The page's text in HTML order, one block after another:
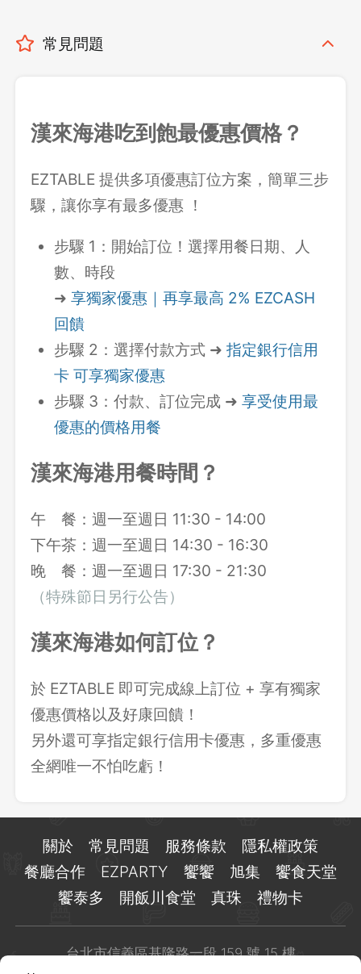
常見問題
漢來海港吃到飽最優惠價格？
EZTABLE 提供多項優惠訂位方案，簡單三步
驟，讓你享有最多優惠 ！
步驟 1：開始訂位！選擇用餐日期、人
數、時段
➜ 享獨家優惠｜再享最高 2% EZCASH
回饋
步驟 2：選擇付款方式 ➜ 指定銀行信用
卡 可享獨家優惠
步驟 3：付款、訂位完成 ➜ 享受使用最
優惠的價格用餐
漢來海港用餐時間？
午 餐：週一至週日 11:30 - 14:00
下午茶：週一至週日 14:30 - 16:30
晚 餐：週一至週日 17:30 - 21:30
（特殊節日另行公告）
漢來海港如何訂位？
於 EZTABLE 即可完成線上訂位 + 享有獨家
優惠價格以及好康回饋！
另外還可享指定銀行信用卡優惠，多重優惠
全網唯一不怕吃虧！
關於 常見問題 服務條款
隱私權政策
餐廳合作
EZPARTY 饗饗 旭集
饗食天堂
饗泰多
開飯川食堂 真珠 禮物卡
台北市信義區基隆路一段 159 號 15 樓